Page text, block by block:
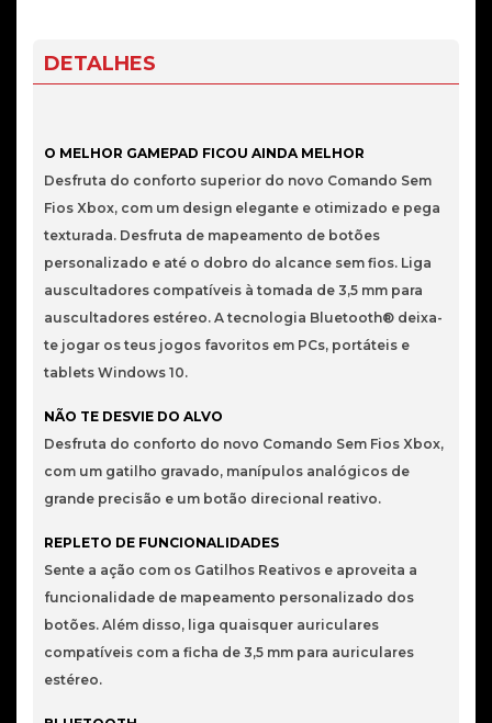
White
DETALHES
O MELHOR GAMEPAD FICOU AINDA MELHOR
Desfruta do conforto superior do novo Comando Sem
Fios Xbox, com um design elegante e otimizado e pega
texturada. Desfruta de mapeamento de botões
personalizado e até o dobro do alcance sem fios. Liga
auscultadores compatíveis à tomada de 3,5 mm para
auscultadores estéreo. A tecnologia Bluetooth® deixa-
te jogar os teus jogos favoritos em PCs, portáteis e
tablets Windows 10.
NÃO TE DESVIE DO ALVO
Desfruta do conforto do novo Comando Sem Fios Xbox,
com um gatilho gravado, manípulos analógicos de
grande precisão e um botão direcional reativo.
REPLETO DE FUNCIONALIDADES
Sente a ação com os Gatilhos Reativos e aproveita a
funcionalidade de mapeamento personalizado dos
botões. Além disso, liga quaisquer auriculares
compatíveis com a ficha de 3,5 mm para auriculares
estéreo.